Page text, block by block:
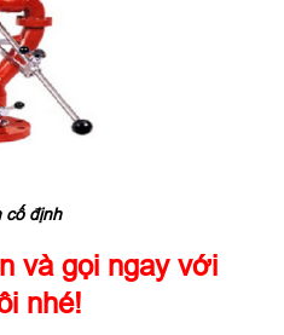
cố định
và gọi ngay với
nhé!